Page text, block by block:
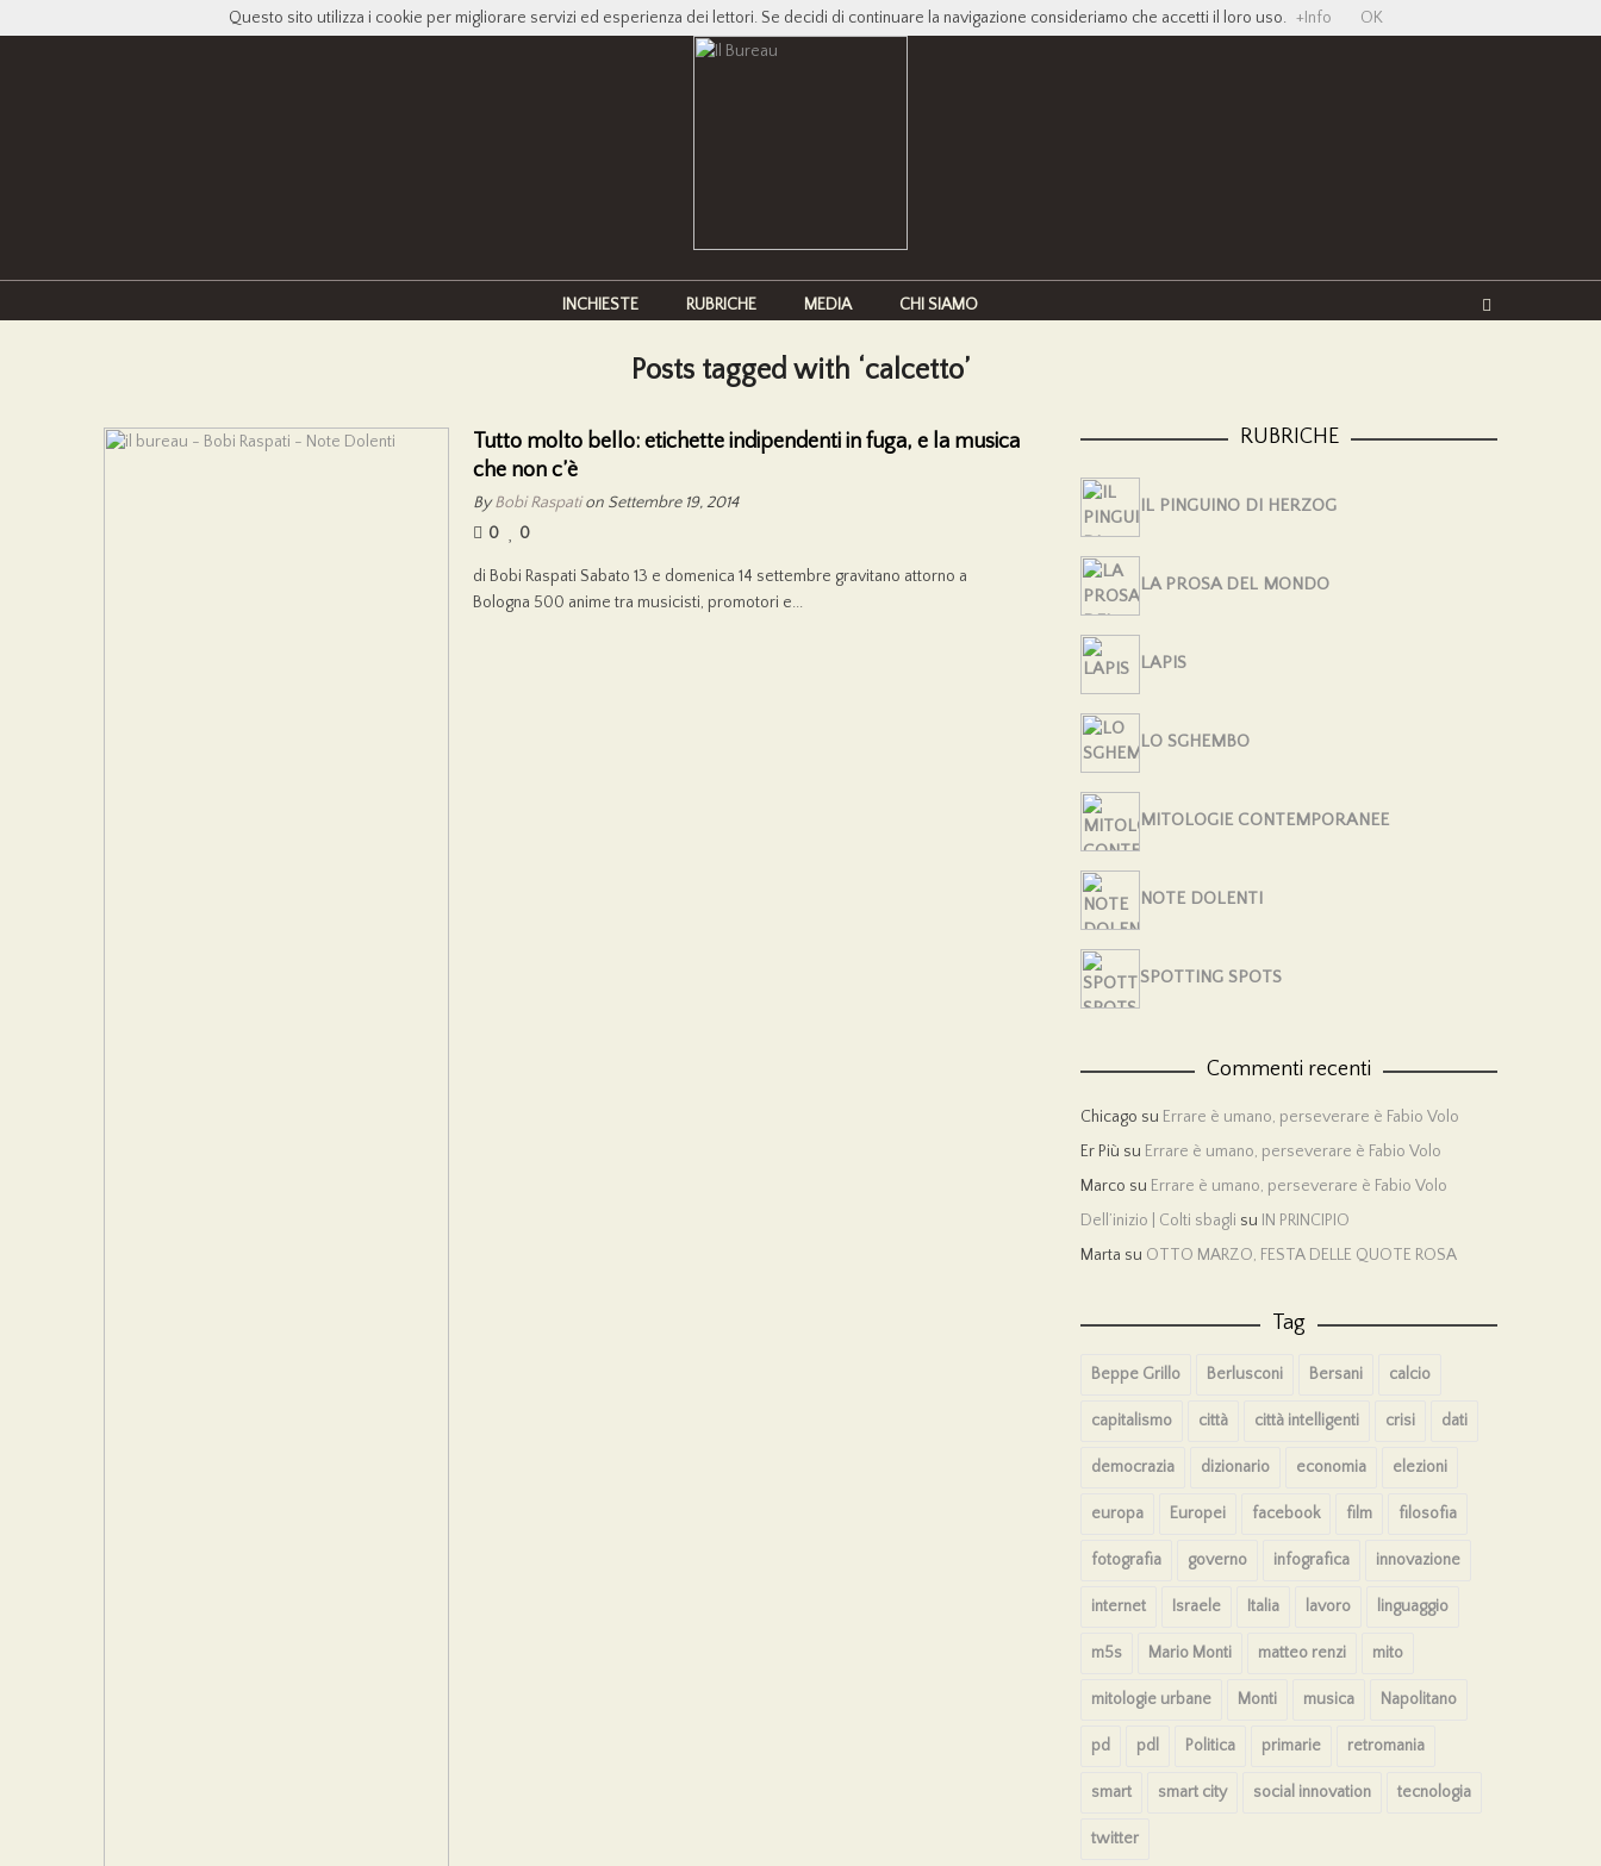
INCHIESTE RUBRICHE MEDIA CHI SIAMO
Posts tagged with ‘calcetto’
Tutto molto bello: etichette indipendenti in fuga, e la musica
che non c’è
ByBobi Raspation Settembre 19, 2014
0
0
di Bobi Raspati Sabato 13 e domenica 14 settembre gravitano attorno a
Bologna 500 anime tra musicisti, promotori e...
RUBRICHE
IL PINGUINO DI HERZOG
LA PROSA DEL MONDO
LAPIS
LO SGHEMBO
MITOLOGIE CONTEMPORANEE
NOTE DOLENTI
SPOTTING SPOTS
Commenti recenti
Chicago su Errare è umano, perseverare è Fabio Volo
Er Più su Errare è umano, perseverare è Fabio Volo
Marco su Errare è umano, perseverare è Fabio Volo
Dell’inizio | Colti sbagli su IN PRINCIPIO
Marta su OTTO MARZO, FESTA DELLE QUOTE ROSA
Tag
Beppe Grillo Berlusconi Bersani calcio
capitalismo città città intelligenti crisi dati
democrazia dizionario economia elezioni
europa Europei facebook film filosofia
fotografia governo infografica innovazione
internet Israele Italia lavoro linguaggio
m5s Mario Monti matteo renzi mito
mitologie urbane Monti musica Napolitano
pd pdl Politica primarie retromania
smart smart city social innovation tecnologia
twitter
Questo sito utilizza i cookie per migliorare servizi ed esperienza dei lettori. Se decidi di continuare la navigazione consideriamo che accetti il loro uso. +Info OK